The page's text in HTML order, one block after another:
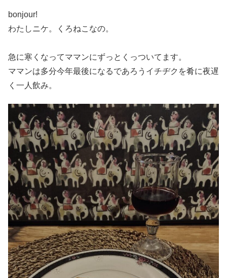
bonjour!
わたしニケ。くろねこなの。
急に寒くなってママンにずっとくっついてます。
ママンは多分今年最後になるであろうイチヂクを肴に夜遅
く一人飲み。